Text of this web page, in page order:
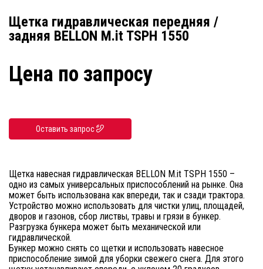
Щетка гидравлическая передняя /
задняя BELLON M.it TSPH 1550
Цена по запросу
Оставить запрос
Щетка навесная гидравлическая BELLON M.it TSPH 1550 –
одно из самых универсальных приспособлений на рынке. Она
может быть использована как впереди, так и сзади трактора.
Устройство можно использовать для чистки улиц, площадей,
дворов и газонов, сбор листвы, травы и грязи в бункер.
Разгрузка бункера может быть механической или
гидравлической.
Бункер можно снять со щетки и использовать навесное
приспособление зимой для уборки свежего снега. Для этого